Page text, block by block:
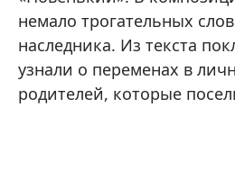
немало трогательных
наследника. Из текста
узнали о переменах в
родителей, которые